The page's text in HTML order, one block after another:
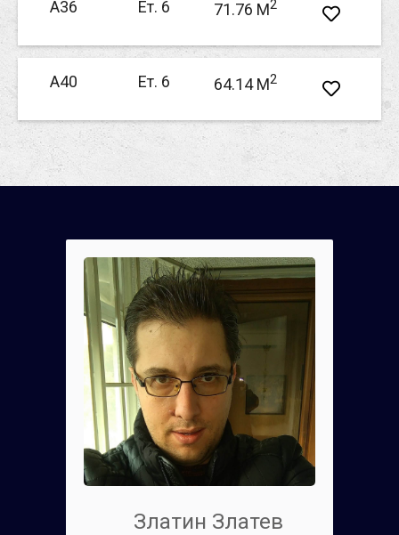
А36 Ет. 6 71.76 M2
А40 Ет. 6 64.14 M2
Златин Златев